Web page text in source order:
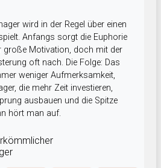
wird in der Regel über einen
Anfangs sorgt die Euphorie
große Motivation, doch mit der
oft nach. Die Folge: Das
weniger Aufmerksamkeit,
die mehr Zeit investieren,
ausbauen und die Spitze
hört man auf.